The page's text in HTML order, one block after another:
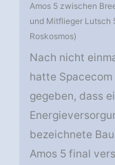
Amos 5 zwischen
und Mitflieger Lutsch
Roskosmos)
Nach nicht
hatte
gegeben, dass
bezeichnete
Amos 5 final